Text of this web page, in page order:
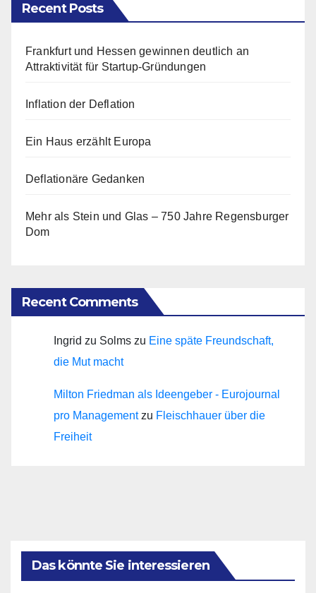
Recent Posts
Frankfurt und Hessen gewinnen deutlich an
Attraktivität für Startup-Gründungen
Inflation der Deflation
Ein Haus erzählt Europa
Deflationäre Gedanken
Mehr als Stein und Glas – 750 Jahre Regensburger
Dom
Recent Comments
Ingrid zu Solms zu Eine späte Freundschaft,
die Mut macht
Milton Friedman als Ideengeber - Eurojournal
pro Managementzu Fleischhauer über die
Freiheit
Das könnte Sie interessieren